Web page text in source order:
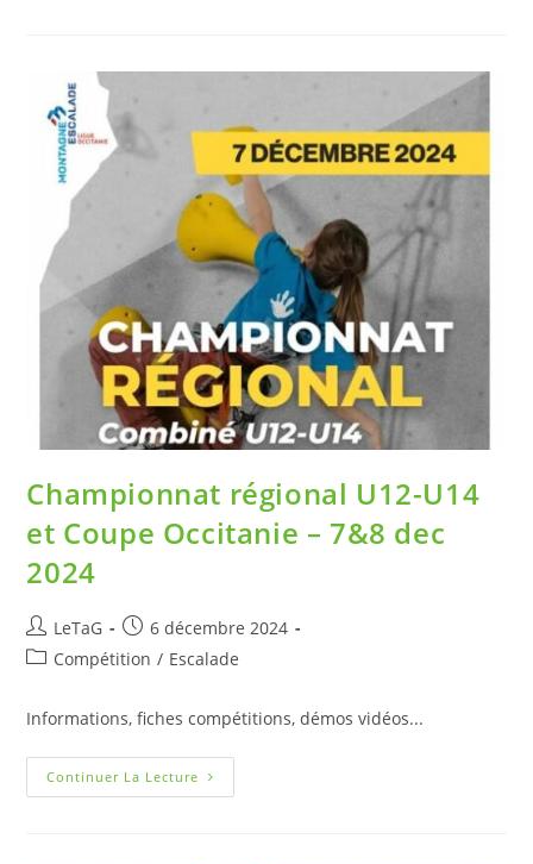
Championnat régional U12-U14
et Coupe Occitanie – 7&8 dec
2024
LeTaG
6 décembre 2024
Compétition / Escalade
Informations, fiches compétitions, démos vidéos...
Continuer La Lecture